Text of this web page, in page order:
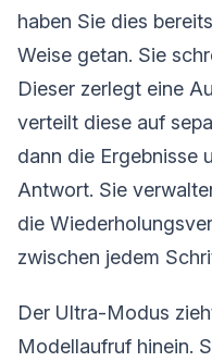
haben Sie dies
Weise getan. Sie
Dieser zerlegt eine
verteilt diese auf
dann die Ergebnisse
Antwort. Sie
die
zwischen jedem
Der Ultra-Modus
Modellaufruf hinein.